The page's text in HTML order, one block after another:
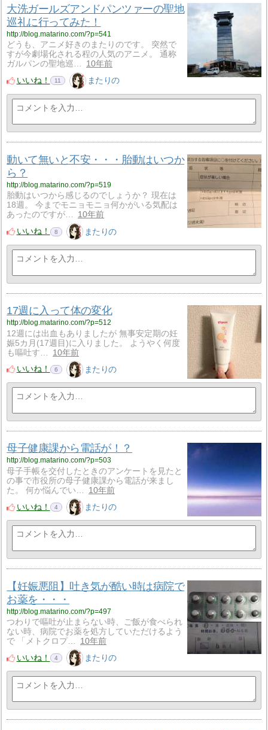
大洗ガールズアンドパンツァーの聖地
巡礼に行ってみた！
http://blog.matarino.com/?p=541
どうも、アニメ好きのまたりのです。 突然で
すが今劇場化される程の人気のアニメ。 通称
ガルパンの聖地巡…
10年前
いいね！
11 またりの
動いて無いと不安・・・胎動はいつか
ら？
http://blog.matarino.com/?p=519
胎動はいつから感じるのでしょうか？ 現在は
18週。 今までモニョモニョ何かがいる気配は
あったのですが…
10年前
いいね！
8 またりの
17週に入って体の変化
http://blog.matarino.com/?p=512
12週には出血もありましたが 無事安定期の妊
娠5カ月(17週目)に入りました。 ようやく何度
も嘔吐す…
10年前
いいね！
6 またりの
母子健康課から電話が！？
http://blog.matarino.com/?p=503
母子手帳を交付したときのアンケートを見たと
の事で市役所の母子健康課から電話が来まし
た。 何か悩んでい…
10年前
いいね！
4 またりの
【妊娠悪阻】吐き気が酷い時は病院で
お薬を・・・
http://blog.matarino.com/?p=497
つわりで嘔吐が止まらない時、ご飯が食べられ
ない時、病院でお薬を処方していただけるよう
で 「メトクロプ…
10年前
いいね！
4 またりの